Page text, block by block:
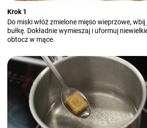
Krok 1
Do miski włóż zmielone mięso wieprzowe,
bułkę. Dokładnie wymieszaj i uformuj
obtocz w mące.